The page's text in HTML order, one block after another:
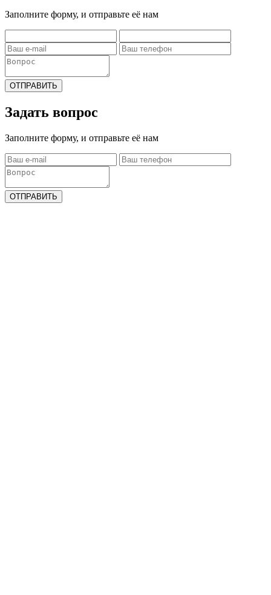
Заполните форму, и отправьте её нам
ОТПРАВИТЬ
Задать вопрос
Заполните форму, и отправьте её нам
ОТПРАВИТЬ